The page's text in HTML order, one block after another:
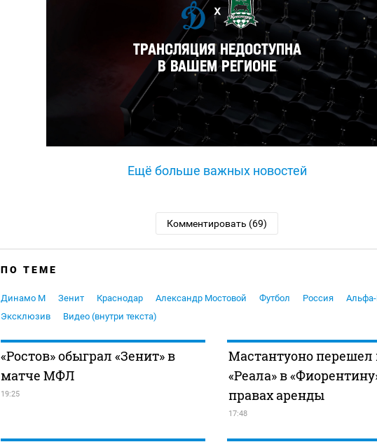
Ещё больше важных новостей
Комментировать (69)
ПО ТЕМЕ
Динамо М Зенит Краснодар Александр Мостовой Футбол Россия
Эксклюзив
Видео (внутри текста)
«Ростов» обыграл «Зенит» в
матче МФЛ
19:25
Мастантуоно перешел
«Реала» в
правах аренды
17:48